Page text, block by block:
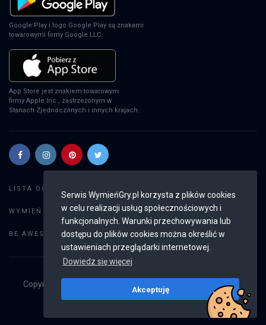
Serwis WymieńGry.pl korzysta z plików cookies
w celu realizacji usług społecznościowych i
funkcjonalnych. Warunki przechowywania lub
dostępu do plików cookies można określić w
ustawieniach przeglądarki internetowej.
Dowiedz się więcej
Akceptuję
Google Play i logo Google Play są znakami
towarowymi firmy Google LLC.
App Store jest znakiem towarowym
firmy Apple Inc., zastrzeżonym w
Stanach Zjednoczonych i innych krajach.
LISTA OGŁOSZEŃ:
WYMIEŃ GRY: Dodaj ogłoszenie
BE AWESOME: Weryfikacja konta
Copyright © 2019 - 2026
Wszystkie prawa
v2.8.3